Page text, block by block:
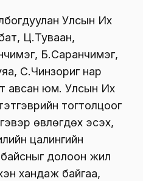
Улсын Их
Ц.Туваан,
Б.Саранчимэг,
С.Чинзориг нар
авсан юм. Улсын Их
тогтолцоог
өвлөгдөх эсэх,
цалингийн
долоон жил
хандаж байгаа,